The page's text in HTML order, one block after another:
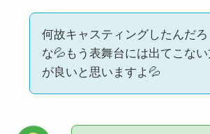
何故キャスティングしたんだろ
な💦もう表舞台には出てこな
が良いと思いますよ💦